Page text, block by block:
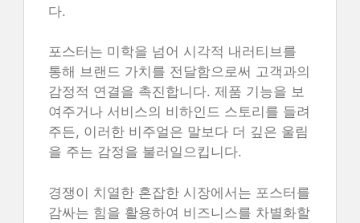
다.
포스터는 미학을 넘어 시각적 내러티브를
통해 브랜드 가치를 전달함으로써 고객과의
감정적 연결을 촉진합니다. 제품 기능을 보
여주거나 서비스의 비하인드 스토리를 들려
주든, 이러한 비주얼은 말보다 더 깊은 울림
을 주는 감정을 불러일으킵니다.
경쟁이 치열한 혼잡한 시장에서는 포스터를
감싸는 힘을 활용하여 비즈니스를 차별화할